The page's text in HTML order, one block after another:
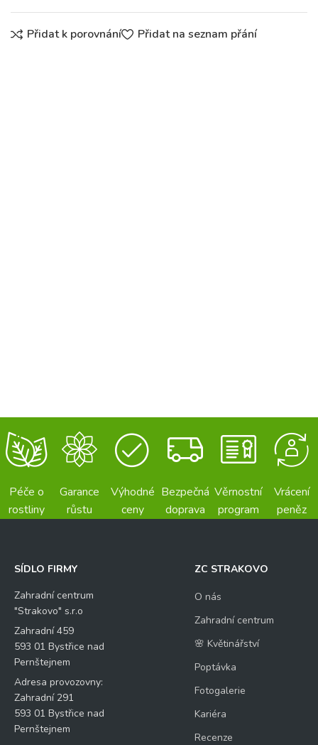
Přidat k porovnání Přidat na seznam přání
Péče o
rostliny
Garance
růstu
Výhodné
ceny
Bezpečná
doprava
Věrnostní
program
Vrácení
peněz
SÍDLO FIRMY
Zahradní centrum
"Strakovo" s.r.o
Zahradní 459
593 01 Bystřice nad
Pernštejnem
Adresa provozovny:
Zahradní 291
593 01 Bystřice nad
Pernštejnem
ZC STRAKOVO
O nás
Zahradní centrum
🌸 Květinářství
Poptávka
Fotogalerie
Kariéra
Recenze